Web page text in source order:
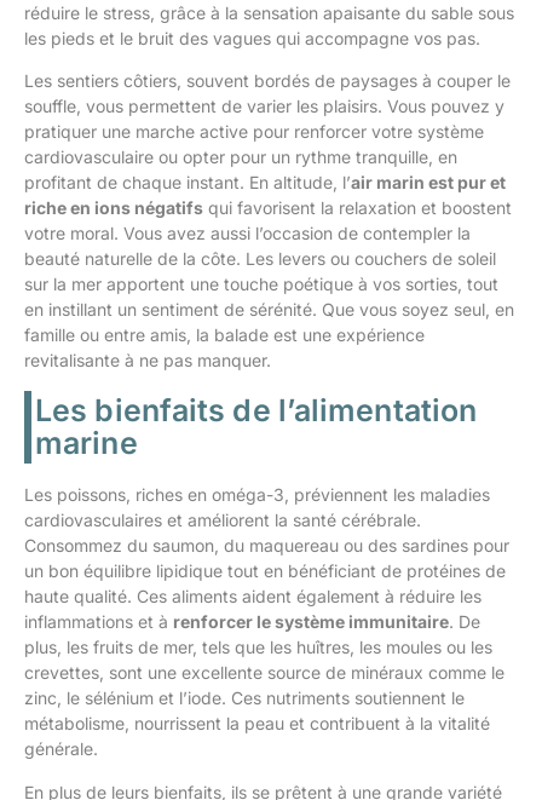
réduire le stress, grâce à la sensation apaisante du sable sous
les pieds et le bruit des vagues qui accompagne vos pas.
Les sentiers côtiers, souvent bordés de paysages à couper le
souffle, vous permettent de varier les plaisirs. Vous pouvez y
pratiquer une marche active pour renforcer votre système
cardiovasculaire ou opter pour un rythme tranquille, en
profitant de chaque instant. En altitude, l’air marin est pur et
riche en ions négatifs qui favorisent la relaxation et boostent
votre moral. Vous avez aussi l’occasion de contempler la
beauté naturelle de la côte. Les levers ou couchers de soleil
sur la mer apportent une touche poétique à vos sorties, tout
en instillant un sentiment de sérénité. Que vous soyez seul, en
famille ou entre amis, la balade est une expérience
revitalisante à ne pas manquer.
Les bienfaits de l’alimentation
marine
Les poissons, riches en oméga-3, préviennent les maladies
cardiovasculaires et améliorent la santé cérébrale.
Consommez du saumon, du maquereau ou des sardines pour
un bon équilibre lipidique tout en bénéficiant de protéines de
haute qualité. Ces aliments aident également à réduire les
inflammations et à renforcer le système immunitaire. De
plus, les fruits de mer, tels que les huîtres, les moules ou les
crevettes, sont une excellente source de minéraux comme le
zinc, le sélénium et l’iode. Ces nutriments soutiennent le
métabolisme, nourrissent la peau et contribuent à la vitalité
générale.
En plus de leurs bienfaits, ils se prêtent à une grande variété